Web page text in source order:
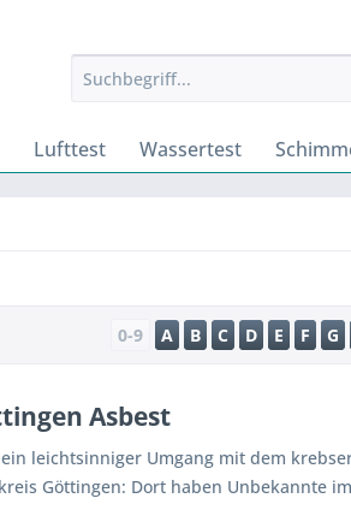
Lufttest Wassertest
0-9 A B C D E F G
Asbest
ein leichtsinniger Umgang mit dem
Göttingen: Dort haben Unbekannte